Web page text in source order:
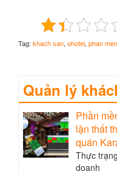
Tag: khach san, ohotel, phan
Quản lý
Phần
lận thất
quán
Thực
doanh